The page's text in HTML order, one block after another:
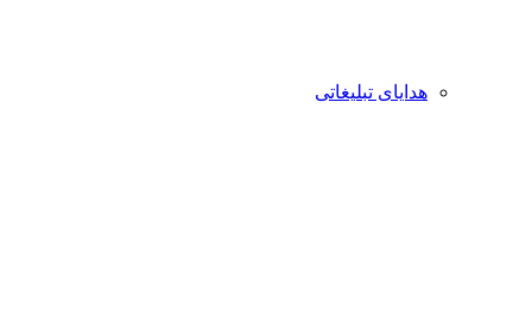
هدایای تبلیغاتی